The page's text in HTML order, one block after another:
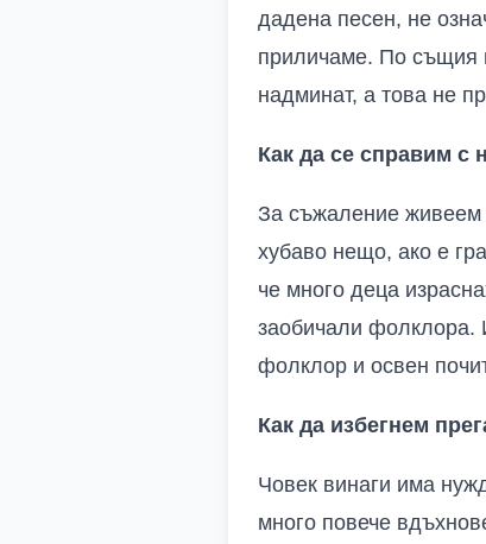
дадена песен, не
приличаме. По същия
надминат, а това не
Как да се справим с
За съжаление живеем
хубаво нещо, ако е
че много деца
заобичали фолклора.
фолклор и освен
Как да избегнем
Човек винаги има
много повече